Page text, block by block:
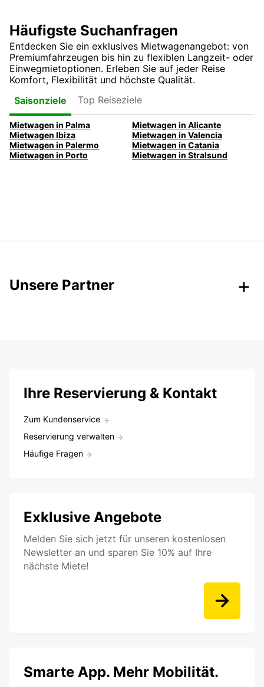
Häufigste Suchanfragen
Entdecken Sie ein exklusives Mietwagenangebot: von
Premiumfahrzeugen bis hin zu flexiblen Langzeit- oder
Einwegmietoptionen. Erleben Sie auf jeder Reise
Komfort, Flexibilität und höchste Qualität.
Saisonziele
Top Reiseziele
Mietwagen in Palma
Mietwagen in Alicante
Mietwagen Ibiza
Mietwagen in Valencia
Mietwagen in Palermo
Mietwagen in Catania
Mietwagen in Porto
Mietwagen in Stralsund
Unsere Partner
Ihre Reservierung & Kontakt
Zum Kundenservice
Reservierung verwalten
Häufige Fragen
Exklusive Angebote
Melden Sie sich jetzt für unseren kostenlosen
Newsletter an und sparen Sie 10% auf Ihre
nächste Miete!
Smarte App. Mehr Mobilität.